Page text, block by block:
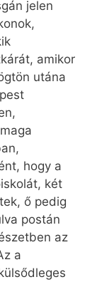
jelen
amikor
utána
hogy a
két
ő pedig
postán
az
a